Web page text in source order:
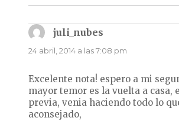
juli_nubes
24 abril, 2014 a las 7:08 pm
Excelente nota! espero a mi
mayor temor es la vuelta a casa,
previa, venia haciendo todo lo
aconsejado,